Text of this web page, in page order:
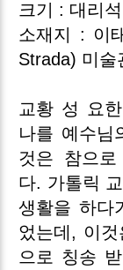
크기 : 대리
소재지 : 이
Strada) 미술
교황 성 요
나를 예수님
것은 참으로
다. 가톨릭
생활을 하다
었는데, 이
으로 칭송